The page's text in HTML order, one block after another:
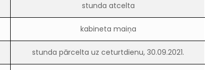
stunda atcelta
kabineta maiņa
stunda pārcelta uz ceturtdienu, 30.09.2021.